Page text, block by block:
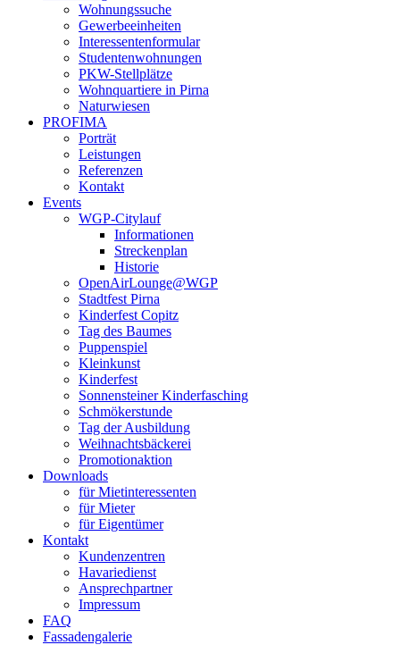
Wohnungssuche
Gewerbeeinheiten
Interessentenformular
Studentenwohnungen
PKW-Stellplätze
Wohnquartiere in Pirna
Naturwiesen
PROFIMA
Porträt
Leistungen
Referenzen
Kontakt
Events
WGP-Citylauf
Informationen
Streckenplan
Historie
OpenAirLounge@WGP
Stadtfest Pirna
Kinderfest Copitz
Tag des Baumes
Puppenspiel
Kleinkunst
Kinderfest
Sonnensteiner Kinderfasching
Schmökerstunde
Tag der Ausbildung
Weihnachtsbäckerei
Promotionaktion
Downloads
für Mietinteressenten
für Mieter
für Eigentümer
Kontakt
Kundenzentren
Havariedienst
Ansprechpartner
Impressum
FAQ
Fassadengalerie